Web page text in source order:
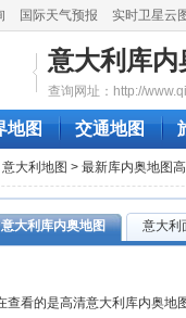
国际天气预报 实时卫星云
意大利库内
查询网址：http://
地图 交通地图
意大利地图 > 最新库内奥地图
意大利库内奥地图 意大利
查看的是高清意大利库内奥地